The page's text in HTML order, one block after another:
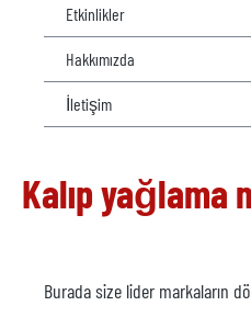
Etkinlikler
Hakkımızda
İletişim
Kalıp yağlama
Burada size lider markaların